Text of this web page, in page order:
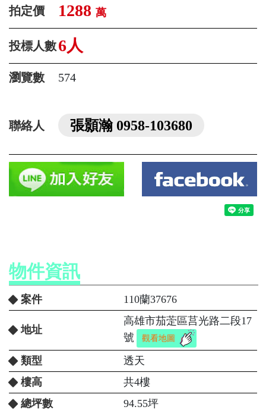
拍定價 1288 萬
投標人數6人
瀏覽數 574
聯絡人 張顥瀚 0958-103680
物件資訊
案件 110蘭37676
地址
高雄市茄萣區莒光路二段17
號
觀看地圖
類型
透天
樓高
共4樓
總坪數
94.55坪